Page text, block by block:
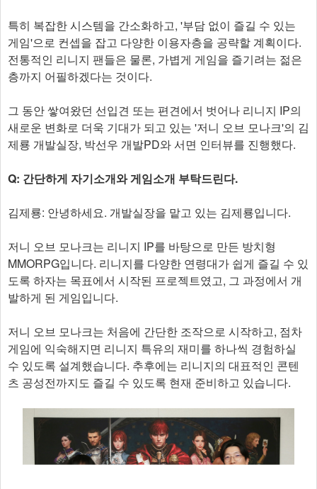
특히 복잡한 시스템을 간소화하고, '부담 없이 즐길 수 있는
게임'으로 컨셉을 잡고 다양한 이용자층을 공략할 계획이다.
전통적인 리니지 팬들은 물론, 가볍게 게임을 즐기려는 젊은
층까지 어필하겠다는 것이다.
그 동안 쌓여왔던 선입견 또는 편견에서 벗어나 리니지 IP의
새로운 변화로 더욱 기대가 되고 있는 '저니 오브 모나크'의 김
제룡 개발실장, 박선우 개발PD와 서면 인터뷰를 진행했다.
Q: 간단하게 자기소개와 게임소개 부탁드린다.
김제룡: 안녕하세요. 개발실장을 맡고 있는 김제룡입니다.
저니 오브 모나크는 리니지 IP를 바탕으로 만든 방치형
MMORPG입니다. 리니지를 다양한 연령대가 쉽게 즐길 수 있
도록 하자는 목표에서 시작된 프로젝트였고, 그 과정에서 개
발하게 된 게임입니다.
저니 오브 모나크는 처음에 간단한 조작으로 시작하고, 점차
게임에 익숙해지면 리니지 특유의 재미를 하나씩 경험하실
수 있도록 설계했습니다. 추후에는 리니지의 대표적인 콘텐
츠 공성전까지도 즐길 수 있도록 현재 준비하고 있습니다.